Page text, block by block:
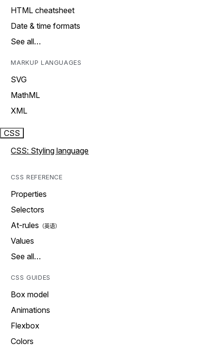
HTML cheatsheet
Date & time formats
See all…
MARKUP LANGUAGES
SVG
MathML
XML
CSS
CSS: Styling language
CSS REFERENCE
Properties
Selectors
At-rules
Values
See all…
CSS GUIDES
Box model
Animations
Flexbox
Colors